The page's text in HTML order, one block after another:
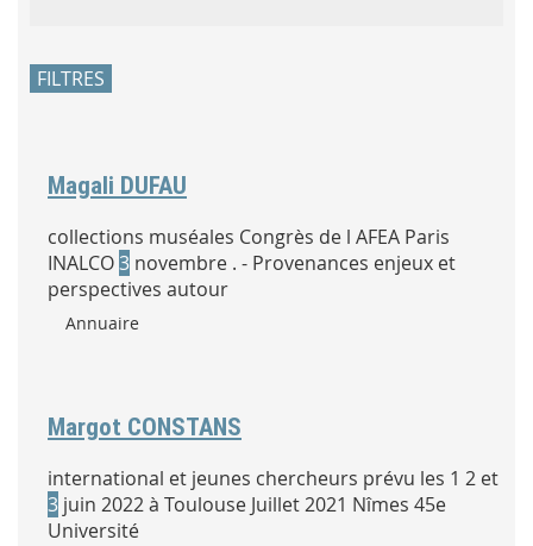
FILTRES
Magali DUFAU
collections muséales Congrès de l AFEA Paris
INALCO3 novembre . - Provenances enjeux et
perspectives autour
Type :
Annuaire
Margot CONSTANS
international et jeunes chercheurs prévu les 1 2 et
3 juin 2022 à Toulouse Juillet 2021 Nîmes 45e
Université